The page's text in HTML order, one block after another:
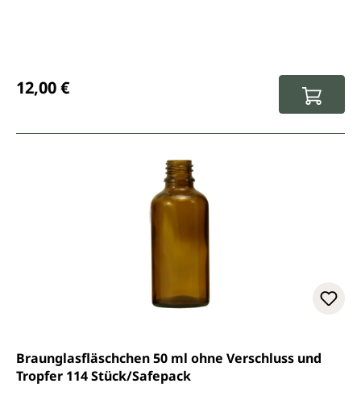
12,00 €
Braunglasfläschchen 50 ml ohne Verschluss und
Tropfer 114 Stück/Safepack